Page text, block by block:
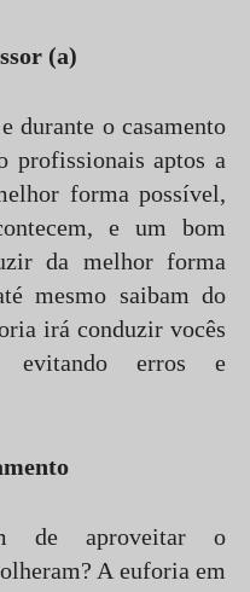
(a)
durante o casamento
profissionais aptos a
forma possível,
e um bom
da melhor forma
mesmo saibam do
irá conduzir vocês
evitando erros e
de aproveitar o
A euforia em